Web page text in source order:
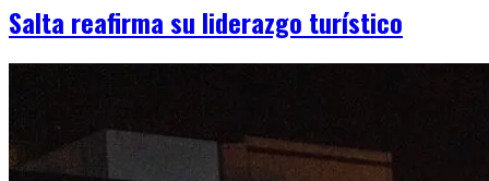
Salta reafirma su liderazgo turístico